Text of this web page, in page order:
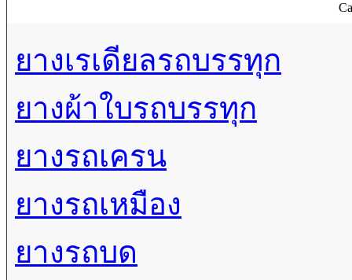
ยางเรเดียลรถบรรทุก
ยางผ้าใบรถบรรทุก
ยางรถเครน
ยางรถเหมือง
ยางรถบด